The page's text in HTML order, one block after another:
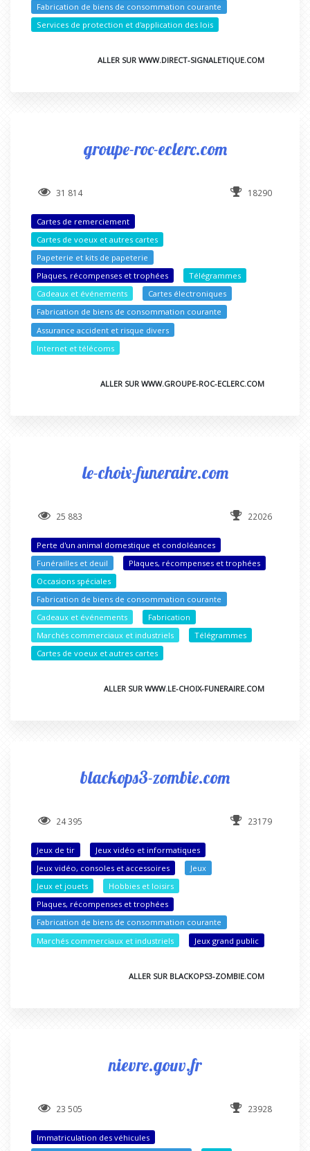
Fabrication de biens de consommation courante
Services de protection et d'application des lois
ALLER SUR WWW.DIRECT-SIGNALETIQUE.COM
groupe-roc-eclerc.com
31 814 18290
Cartes de remerciement
Cartes de voeux et autres cartes
Papeterie et kits de papeterie
Plaques, récompenses et trophées
Télégrammes
Cadeaux et événements
Cartes électroniques
Fabrication de biens de consommation courante
Assurance accident et risque divers
Internet et télécoms
ALLER SUR WWW.GROUPE-ROC-ECLERC.COM
le-choix-funeraire.com
25 883 22026
Perte d'un animal domestique et condoléances
Funérailles et deuil
Plaques, récompenses et trophées
Occasions spéciales
Fabrication de biens de consommation courante
Cadeaux et événements
Fabrication
Marchés commerciaux et industriels
Télégrammes
Cartes de voeux et autres cartes
ALLER SUR WWW.LE-CHOIX-FUNERAIRE.COM
blackops3-zombie.com
24 395 23179
Jeux de tir
Jeux vidéo et informatiques
Jeux vidéo, consoles et accessoires
Jeux
Jeux et jouets
Hobbies et loisirs
Plaques, récompenses et trophées
Fabrication de biens de consommation courante
Marchés commerciaux et industriels
Jeux grand public
ALLER SUR BLACKOPS3-ZOMBIE.COM
nievre.gouv.fr
23 505 23928
Immatriculation des véhicules